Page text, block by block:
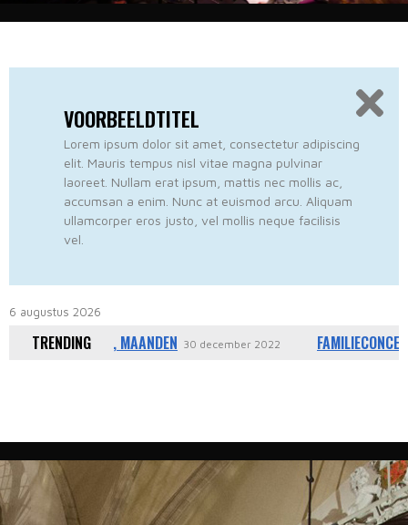
VOORBEELDTITEL
Lorem ipsum dolor sit amet, consectetur adipiscing
elit. Mauris tempus nisl vitae magna pulvinar
laoreet. Nullam erat ipsum, mattis nec mollis ac,
accumsan a enim. Nunc at euismod arcu. Aliquam
ullamcorper eros justo, vel mollis neque facilisis
vel.
6 augustus 2026
TRENDING
UREN, DAGEN, MAANDEN 30 december 2022